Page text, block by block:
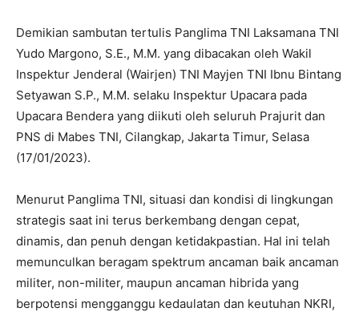
Demikian sambutan tertulis Panglima TNI Laksamana TNI
Yudo Margono, S.E., M.M. yang dibacakan oleh Wakil
Inspektur Jenderal (Wairjen) TNI Mayjen TNI Ibnu Bintang
Setyawan S.P., M.M. selaku Inspektur Upacara pada
Upacara Bendera yang diikuti oleh seluruh Prajurit dan
PNS di Mabes TNI, Cilangkap, Jakarta Timur, Selasa
(17/01/2023).
Menurut Panglima TNI, situasi dan kondisi di lingkungan
strategis saat ini terus berkembang dengan cepat,
dinamis, dan penuh dengan ketidakpastian. Hal ini telah
memunculkan beragam spektrum ancaman baik ancaman
militer, non-militer, maupun ancaman hibrida yang
berpotensi mengganggu kedaulatan dan keutuhan NKRI,